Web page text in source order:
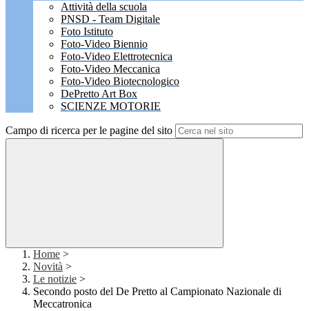
Attività della scuola
PNSD - Team Digitale
Foto Istituto
Foto-Video Biennio
Foto-Video Elettrotecnica
Foto-Video Meccanica
Foto-Video Biotecnologico
DePretto Art Box
SCIENZE MOTORIE
Campo di ricerca per le pagine del sito
Home >
Novità >
Le notizie >
Secondo posto del De Pretto al Campionato Nazionale di
Meccatronica